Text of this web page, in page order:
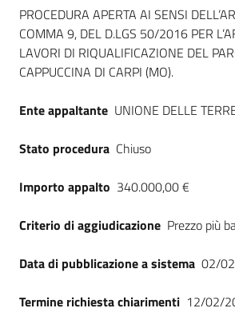
Dati del bando
PROCEDURA APERTA AI SENSI
COMMA 9, DEL D.LGS 50/2016 PER
LAVORI DI RIQUALIFICAZIONE DEL
CAPPUCCINA DI CARPI (MO).
Ente appaltante UNIONE DELLE
Stato procedura Chiuso
Importo appalto 340.000,00 €
Criterio di aggiudicazione Prezzo più
Data di pubblicazione a sistema 02/
Termine richiesta chiarimenti 12/02/